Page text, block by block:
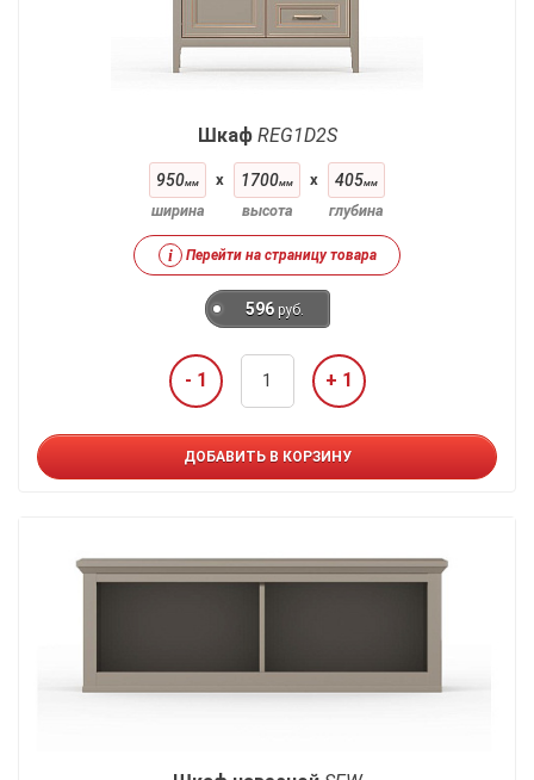
Шкаф REG1D2S
950мм
ширина
x 1700мм
высота
x 405мм
глубина
i Перейти на страницу товара
596 руб.
- 1 + 1
ДОБАВИТЬ В КОРЗИНУ